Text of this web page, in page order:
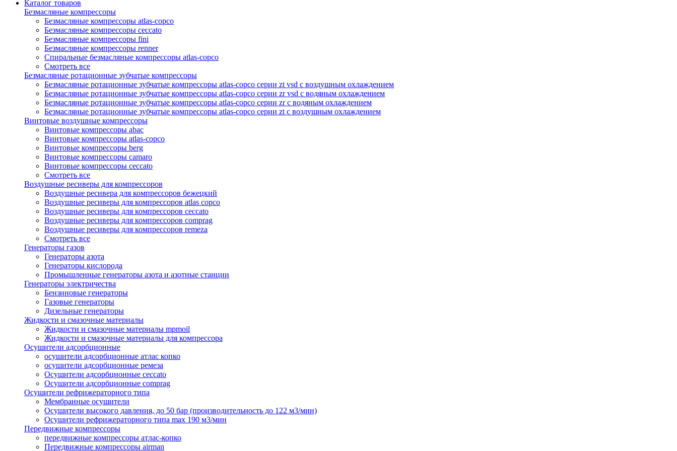
Каталог товаров
Безмасляные компрессоры
Безмасляные компрессоры atlas-copco
Безмасляные компрессоры ceccato
Безмасляные компрессоры fini
Безмасляные компрессоры renner
Спиральные безмасляные компрессоры atlas-copco
Смотреть все
Безмасляные ротационные зубчатые компрессоры
Безмасляные ротационные зубчатые компрессоры atlas-copco серии zt vsd с воздушным охлаждением
Безмасляные ротационные зубчатые компрессоры atlas-copco серии zr vsd с водяным охлаждением
Безмасляные ротационные зубчатые компрессоры atlas-copco серии zr с водяным охлаждением
Безмасляные ротационные зубчатые компрессоры atlas-copco серии zt с воздушным охлаждением
Винтовые воздушные компрессоры
Винтовые компрессоры abac
Винтовые компрессоры atlas-copco
Винтовые компрессоры berg
Винтовые компрессоры camaro
Винтовые компрессоры ceccato
Смотреть все
Воздушные ресиверы для компрессоров
Воздушные ресивера для компрессоров бежецкий
Воздушные ресиверы для компрессоров atlas copco
Воздушные ресиверы для компрессоров ceccato
Воздушные ресиверы для компрессоров comprag
Воздушные ресиверы для компрессоров remeza
Смотреть все
Генераторы газов
Генераторы азота
Генераторы кислорода
Промышленные генераторы азота и азотные станции
Генераторы электричества
Бензиновые генераторы
Газовые генераторы
Дизельные генераторы
Жидкости и смазочные материалы
Жидкости и смазочные материалы mpmoil
Жидкости и смазочные материалы для компрессора
Осушители адсорбционные
осушители адсорбционные атлас копко
осушители адсорбционные ремеза
Осушители адсорбционные ceccato
Осушители адсорбционные comprag
Осушители рефрижераторного типа
Мембранные осушители
Осушители высокого давления, до 50 бар (производительность до 122 м3/мин)
Осушители рефрижераторного типа max 190 м3/мин
Передвижные компрессоры
передвижные компрессоры атлас-копко
Передвижные компрессоры airman